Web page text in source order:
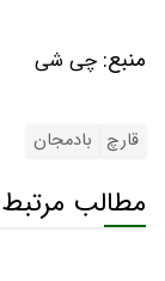
منبع: چی شی
قارچ بادمجان
مطالب مرتبط